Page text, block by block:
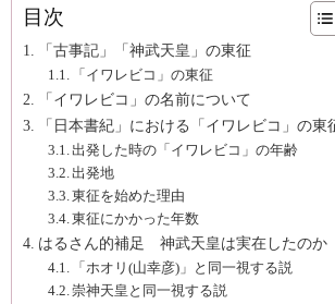
目次
「古事記」「神武天皇」の東征
「イワレビコ」の東征
「イワレビコ」の名前について
「日本書紀」における「イワレビコ」の東
出発した時の「イワレビコ」の年齢
出発地
東征を始めた理由
東征にかかった年数
はるさん的補足 神武天皇は実在したのか
「ホオリ(山幸彦)」と同一視する説
崇神天皇と同一視する説